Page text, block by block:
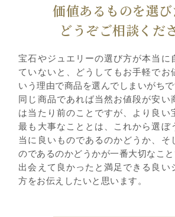
価値あるものを選び
どうぞご相談くだ
宝石やジュエリーの選び方が本当に
ていないと、どうしてもお手軽でお
いう理由で商品を選んでしまいがちで
同じ商品であれば当然お値段が安い
は当たり前のことですが、より良い
最も大事なこととは、これから選ぼ
当に良いものであるのかどうか、そ
のであるのかどうかが一番大切なこと
出会えて良かったと満足できる良い
方をお伝えしたいと思います。